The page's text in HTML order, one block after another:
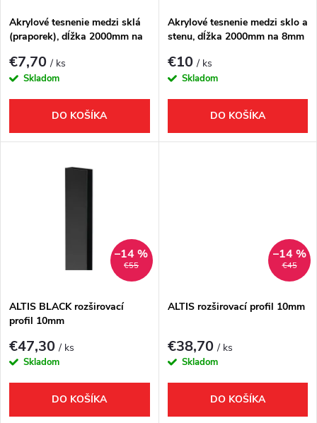
e
p
r
o
o
v
s
p
r
o
v
Akrylové tesnenie medzi sklá
(praporek), dĺžka 2000mm na
€7,70/ ks
Skladom
DO KOŠÍKA
Akrylové tesnenie medzi sklo a
stenu, dĺžka 2000mm na 8mm
€10/ ks
Skladom
DO KOŠÍKA
€55
–14 %
ALTIS BLACK rozširovací
profil 10mm
€47,30/ ks
Skladom
DO KOŠÍKA
€45
–14 %
ALTIS rozširovací profil 10mm
€38,70/ ks
Skladom
DO KOŠÍKA